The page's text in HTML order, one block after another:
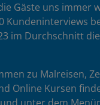
Gäste uns immer
Kundeninterviews
im Durchschnitt
zu Malreisen,
Online Kursen